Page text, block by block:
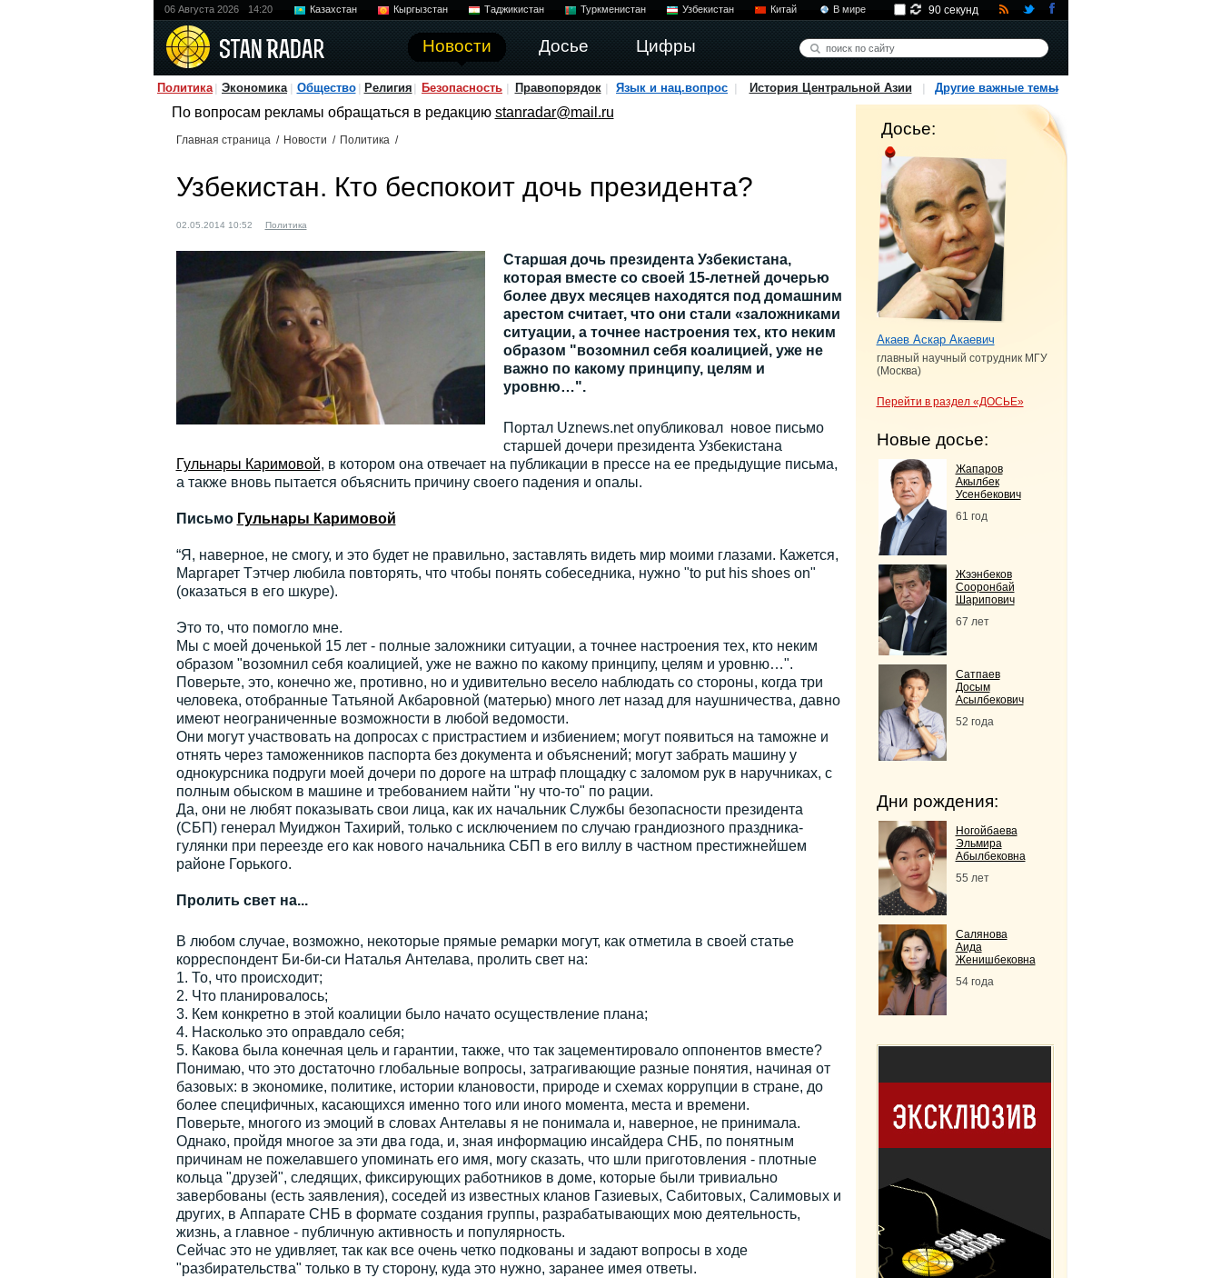
06 Августа 2026 14:20 Казахстан Кыргызстан Таджикистан Туркменистан Узбекистан Китай В мире
Новости Досье Цифры
90 секунд
Политика Экономика Общество Религия Безопасность Правопорядок Язык и нац.вопрос История Центральной Азии Другие важные темы
По вопросам рекламы обращаться в редакцию stanradar@mail.ru
Главная страница / Новости / Политика /
Узбекистан. Кто беспокоит дочь президента?
02.05.2014 10:52 Политика
Старшая дочь президента Узбекистана,
которая вместе со своей 15-летней дочерью
более двух месяцев находятся под домашним
арестом считает, что они стали «заложниками
ситуации, а точнее настроения тех, кто неким
образом "возомнил себя коалицией, уже не
важно по какому принципу, целям и
уровню…".
Портал Uznews.net опубликовал новое письмо
старшей дочери президента Узбекистана
Гульнары Каримовой, в котором она отвечает на публикации в прессе на ее предыдущие письма,
а также вновь пытается объяснить причину своего падения и опалы.
Письмо Гульнары Каримовой
“Я, наверное, не смогу, и это будет не правильно, заставлять видеть мир моими глазами. Кажется,
Маргарет Тэтчер любила повторять, что чтобы понять собеседника, нужно "to put his shoes on"
(оказаться в его шкуре).
Это то, что помогло мне.
Мы с моей доченькой 15 лет - полные заложники ситуации, а точнее настроения тех, кто неким
образом "возомнил себя коалицией, уже не важно по какому принципу, целям и уровню…".
Поверьте, это, конечно же, противно, но и удивительно весело наблюдать со стороны, когда три
человека, отобранные Татьяной Акбаровной (матерью) много лет назад для наушничества, давно
имеют неограниченные возможности в любой ведомости.
Они могут участвовать на допросах с пристрастием и избиением; могут появиться на таможне и
отнять через таможенников паспорта без документа и объяснений; могут забрать машину у
однокурсника подруги моей дочери по дороге на штраф площадку с заломом рук в наручниках, с
полным обыском в машине и требованием найти "ну что-то" по рации.
Да, они не любят показывать свои лица, как их начальник Службы безопасности президента
(СБП) генерал Муиджон Тахирий, только с исключением по случаю грандиозного праздника-
гулянки при переезде его как нового начальника СБП в его виллу в частном престижнейшем
районе Горького.
Пролить свет на...
В любом случае, возможно, некоторые прямые ремарки могут, как отметила в своей статье
корреспондент Би-би-си Наталья Антелава, пролить свет на:
1. То, что происходит;
2. Что планировалось;
3. Кем конкретно в этой коалиции было начато осуществление плана;
4. Насколько это оправдало себя;
5. Какова была конечная цель и гарантии, также, что так зацементировало оппонентов вместе?
Понимаю, что это достаточно глобальные вопросы, затрагивающие разные понятия, начиная от
базовых: в экономике, политике, истории клановости, природе и схемах коррупции в стране, до
более специфичных, касающихся именно того или иного момента, места и времени.
Поверьте, многого из эмоций в словах Антелавы я не понимала и, наверное, не принимала.
Однако, пройдя многое за эти два года, и, зная информацию инсайдера СНБ, по понятным
причинам не пожелавшего упоминать его имя, могу сказать, что шли приготовления - плотные
кольца "друзей", следящих, фиксирующих работников в доме, которые были тривиально
завербованы (есть заявления), соседей из известных кланов Газиевых, Сабитовых, Салимовых и
других, в Аппарате СНБ в формате создания группы, разрабатывающих мою деятельность,
жизнь, а главное - публичную активность и популярность.
Сейчас это не удивляет, так как все очень четко подкованы и задают вопросы в ходе
"разбирательства" только в ту сторону, куда это нужно, заранее имея ответы.
Досье:
Акаев Аскар Акаевич
главный научный сотрудник МГУ
(Москва)
Перейти в раздел «ДОСЬЕ»
Новые досье:
Жапаров
Акылбек
Усенбекович
61 год
Жээнбеков
Сооронбай
Шарипович
67 лет
Сатпаев
Досым
Асылбекович
52 года
Дни рождения:
Ногойбаева
Эльмира
Абылбековна
55 лет
Салянова
Аида
Женишбековна
54 года